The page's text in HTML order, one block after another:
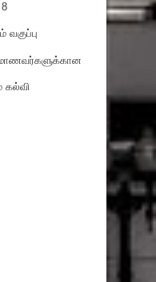
வகுப்பு
மாணவர்களுக்கான
கல்வி